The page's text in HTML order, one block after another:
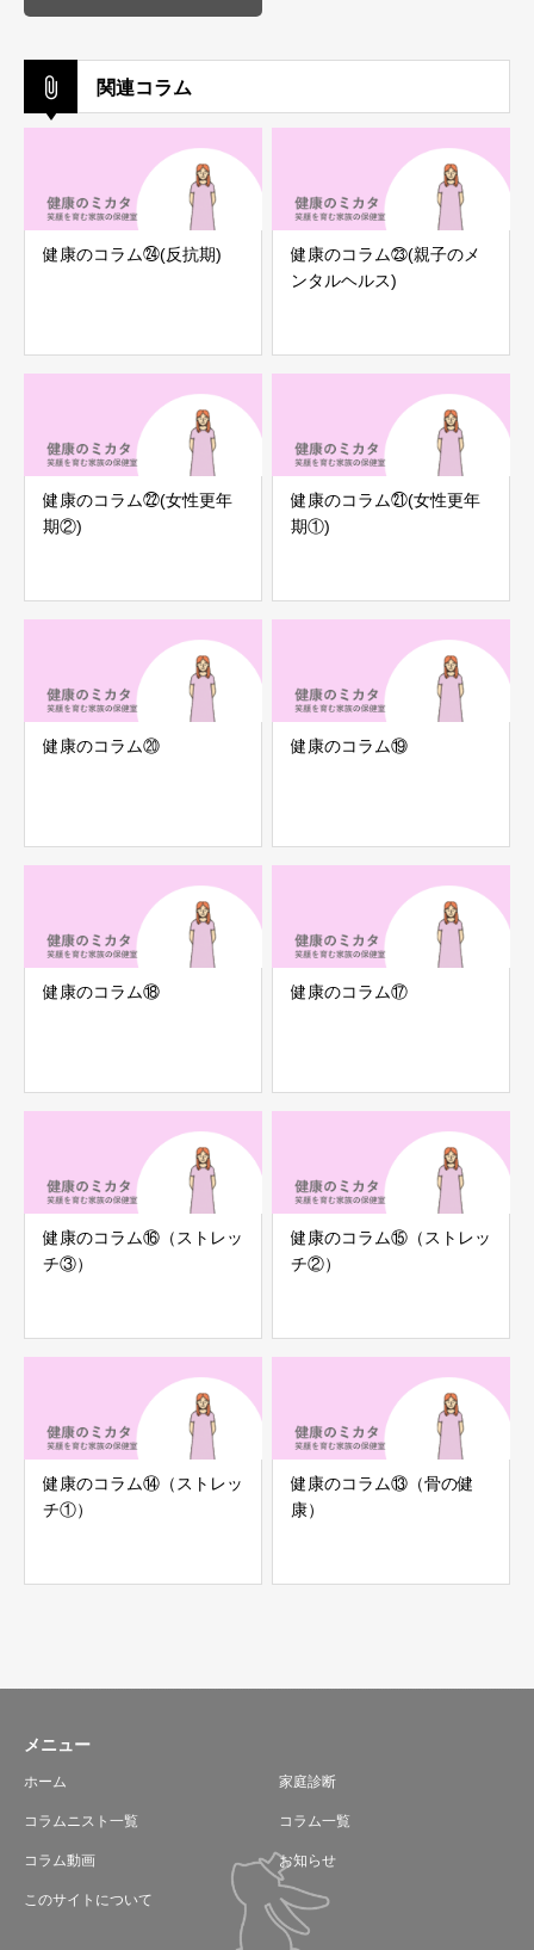
関連コラム
健康のコラム㉔(反抗期)
健康のコラム㉓(親子のメ
ンタルヘルス)
健康のコラム㉒(女性更年
期②)
健康のコラム㉑(女性更年
期①)
健康のコラム⑳ 健康のコラム⑲
健康のコラム⑱ 健康のコラム⑰
健康のコラム⑯（ストレッ
チ③）
健康のコラム⑮（ストレッ
チ②）
健康のコラム⑭（ストレッ
チ①）
健康のコラム⑬（骨の健
康）
メニュー
ホーム 家庭診断
コラムニスト一覧 コラム一覧
コラム動画 お知らせ
このサイトについて